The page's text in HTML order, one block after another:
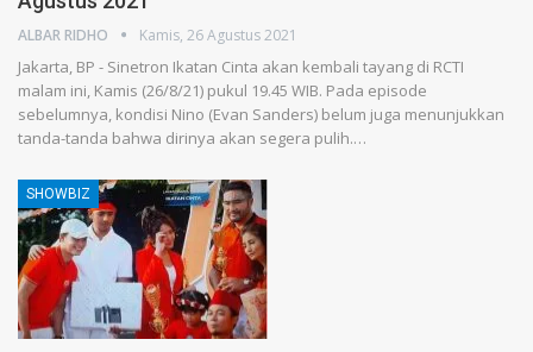
ALBAR RIDHO Kamis, 26 Agustus 2021
Jakarta, BP - Sinetron Ikatan Cinta akan kembali tayang di RCTI
malam ini, Kamis (26/8/21) pukul 19.45 WIB. Pada episode
sebelumnya, kondisi Nino (Evan Sanders) belum juga menunjukkan
tanda-tanda bahwa dirinya akan segera pulih.…
SHOWBIZ